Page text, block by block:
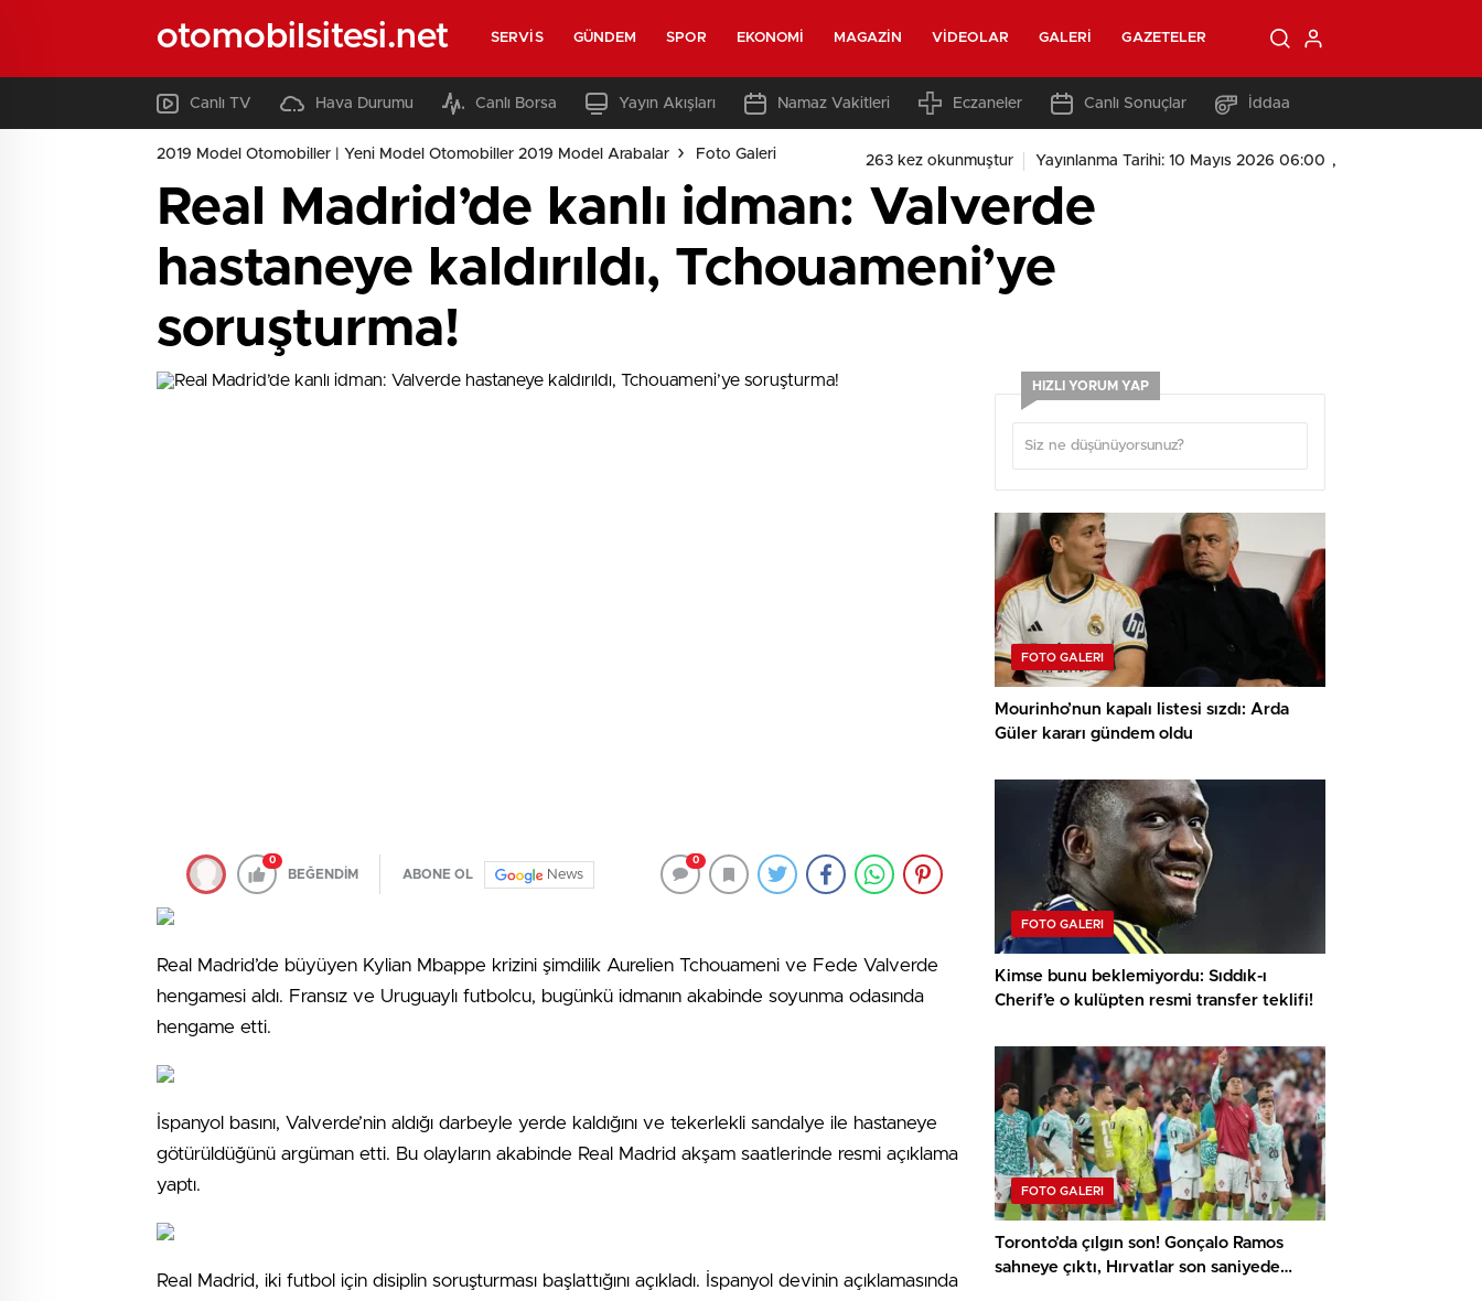
otomobilsitesi.net SERVIS GÜNDEM SPOR EKONOMI MAGAZIN VIDEOLAR GALERI GAZETELER
Canlı TV Hava Durumu Canlı Borsa Yayın Akışları Namaz Vakitleri Eczaneler Canlı Sonuçlar İddaa
,
2019 Model Otomobiller | Yeni Model Otomobiller 2019 Model Arabalar Foto Galeri 263 kez okunmuştur Yayınlanma Tarihi: 10 Mayıs 2026 06:00
Real Madrid’de kanlı idman: Valverde
hastaneye kaldırıldı, Tchouameni’ye
soruşturma!
0
BEĞENDİM ABONE OL News
0
Real Madrid’de büyüyen Kylian Mbappe krizini şimdilik Aurelien Tchouameni ve Fede Valverde
hengamesi aldı. Fransız ve Uruguaylı futbolcu, bugünkü idmanın akabinde soyunma odasında
hengame etti.
İspanyol basını, Valverde’nin aldığı darbeyle yerde kaldığını ve tekerlekli sandalye ile hastaneye
götürüldüğünü argüman etti. Bu olayların akabinde Real Madrid akşam saatlerinde resmi açıklama
yaptı.
Real Madrid, iki futbol için disiplin soruşturması başlattığını açıkladı. İspanyol devinin açıklamasında
HIZLI YORUM YAP
FOTO GALERI
Mourinho’nun kapalı listesi sızdı: Arda
Güler kararı gündem oldu
FOTO GALERI
Kimse bunu beklemiyordu: Sıddık-ı
Cherif’e o kulüpten resmi transfer teklifi!
FOTO GALERI
Toronto’da çılgın son! Gonçalo Ramos
sahneye çıktı, Hırvatlar son saniyede